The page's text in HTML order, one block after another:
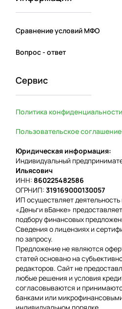
Сравнение условий МФО
Вопрос - ответ
Сервис
Политика конфиденциальности
Пользовательское соглашение
Юридическая информация:
Индивидуальный
Ильясович
ИНН: 860225482586
ОГРНИП: 319169000130057
ИП осуществляет
«Деньги вБанке»
подбору финансовых
Сведения о лицензиях и
по запросу.
Предложение не являются
статей основано на
редакторов. Сайт не
любые решения и условия
согласовываются и
банками или